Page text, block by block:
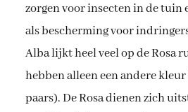
zorgen voor insecten in de tuin
als bescherming voor
Alba lijkt heel veel op de Rosa
hebben alleen een andere
paars). De Rosa dienen zich